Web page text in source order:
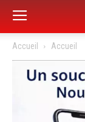
Accueil Accueil